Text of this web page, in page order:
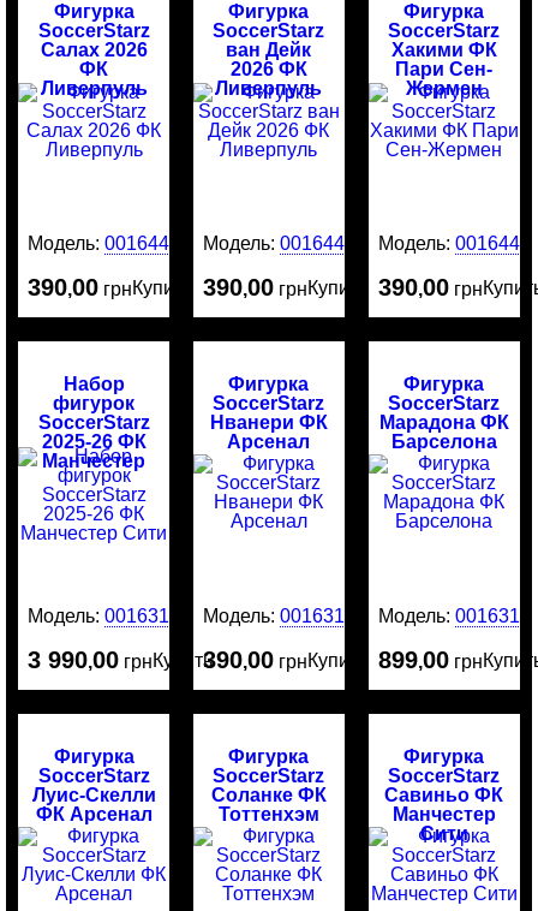
Фигурка
SoccerStarz
Салах 2026
ФК
Ливерпуль
Модель:0016447
390,00 грнКупить
Фигурка
SoccerStarz
ван Дейк
2026 ФК
Ливерпуль
Модель:0016446
390,00 грнКупить
Фигурка
SoccerStarz
Хакими ФК
Пари Сен-
Жермен
Модель: 0016445
390,00 грн
Набор
фигурок
SoccerStarz
2025-26 ФК
Манчестер
Сити
Модель:0016316
3 990,00 грнКупить
Фигурка
SoccerStarz
Нванери ФК
Арсенал
Модель:0016314
390,00 грнКупить
Фигурка
SoccerStarz
Марадона ФК
Барселона
Модель: 0016313
899,00 грн
Фигурка
SoccerStarz
Луис-Скелли
ФК Арсенал
Фигурка
SoccerStarz
Соланке ФК
Тоттенхэм
Фигурка
SoccerStarz
Савиньо ФК
Манчестер
Сити